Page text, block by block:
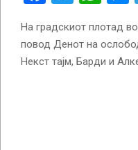
На градскиот плотад
повод Денот на
Некст тајм, Барди и